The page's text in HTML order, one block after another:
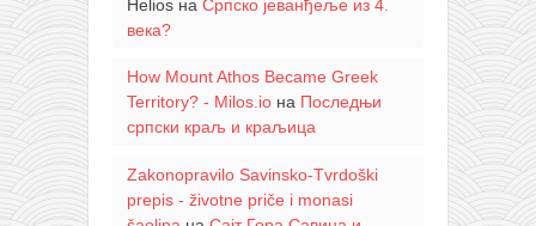
Heliosна Српско јеванђеље из 4.
века?
How Mount Athos Became Greek
Territory? - Milos.ioна Последњи
српски краљ и краљица
Zakonopravilo Savinsko-Tvrdoški
prepis - životne priče i monasi